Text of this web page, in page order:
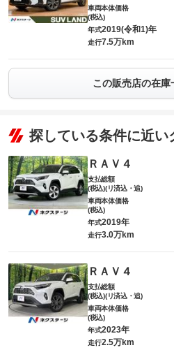
車両本体価格
(税込)
年式2019(令和1)年
走行7.5万km
この販売店の在庫
探している条件に近い
ＲＡＶ４
支払総額
(税込)(リ済込・追)
車両本体価格
(税込)
年式2019年
走行3.0万km
ＲＡＶ４
支払総額
(税込)(リ済込・追)
車両本体価格
(税込)
年式2023年
走行2.5万km